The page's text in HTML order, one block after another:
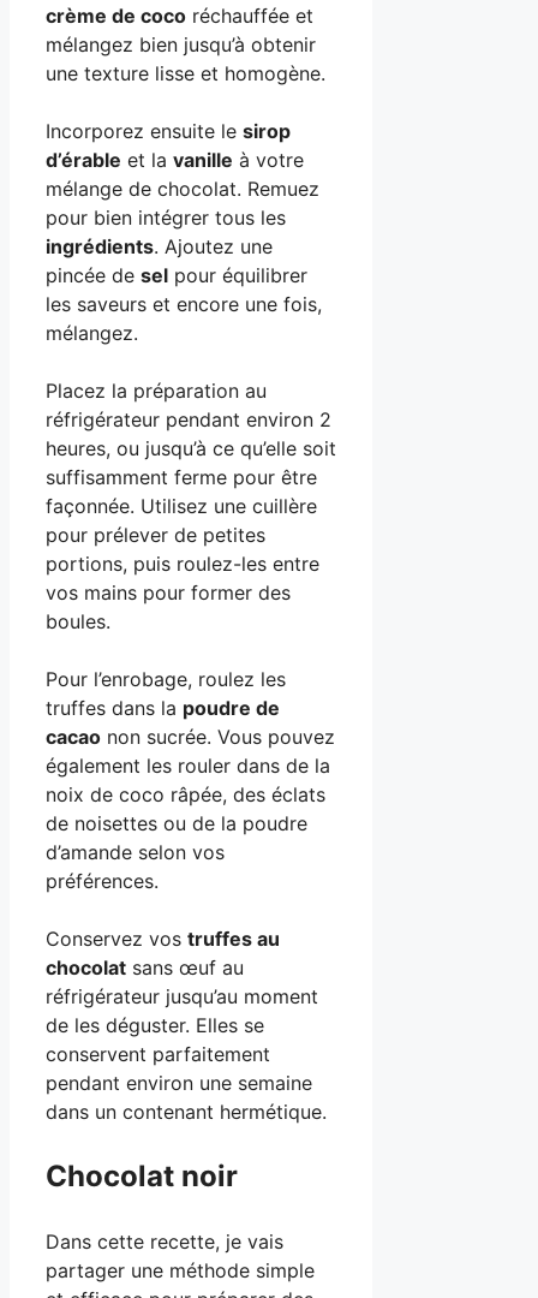
crème de coco réchauffée et
mélangez bien jusqu’à obtenir
une texture lisse et homogène.
Incorporez ensuite le sirop
d’érable et la vanille à votre
mélange de chocolat. Remuez
pour bien intégrer tous les
ingrédients. Ajoutez une
pincée de sel pour équilibrer
les saveurs et encore une fois,
mélangez.
Placez la préparation au
réfrigérateur pendant environ 2
heures, ou jusqu’à ce qu’elle soit
suffisamment ferme pour être
façonnée. Utilisez une cuillère
pour prélever de petites
portions, puis roulez-les entre
vos mains pour former des
boules.
Pour l’enrobage, roulez les
truffes dans la poudre de
cacao non sucrée. Vous pouvez
également les rouler dans de la
noix de coco râpée, des éclats
de noisettes ou de la poudre
d’amande selon vos
préférences.
Conservez vos truffes au
chocolat sans œuf au
réfrigérateur jusqu’au moment
de les déguster. Elles se
conservent parfaitement
pendant environ une semaine
dans un contenant hermétique.
Chocolat noir
Dans cette recette, je vais
partager une méthode simple